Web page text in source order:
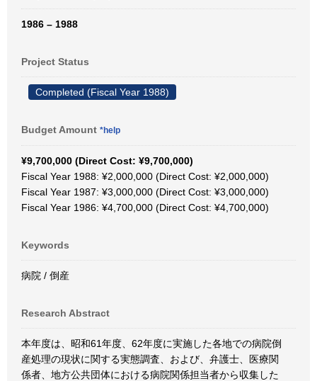
1986 – 1988
Project Status
Completed (Fiscal Year 1988)
Budget Amount *help
¥9,700,000 (Direct Cost: ¥9,700,000)
Fiscal Year 1988: ¥2,000,000 (Direct Cost: ¥2,000,000)
Fiscal Year 1987: ¥3,000,000 (Direct Cost: ¥3,000,000)
Fiscal Year 1986: ¥4,700,000 (Direct Cost: ¥4,700,000)
Keywords
病院 / 倒産
Research Abstract
本年度は、昭和61年度、62年度に実施した各地での病院倒
産処理の現状に関する実態調査、および、弁護士、医療関
係者、地方公共団体における病院関係担当者から収集した